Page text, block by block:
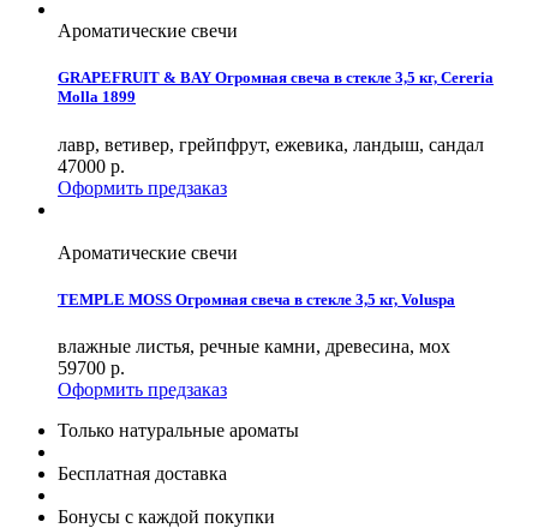
Ароматические свечи
GRAPEFRUIT & BAY Огромная свеча в стекле 3,5 кг, Cereria
Molla 1899
лавр, ветивер, грейпфрут, ежевика, ландыш, сандал
47000 р.
Оформить предзаказ
Ароматические свечи
TEMPLE MOSS Огромная свеча в стекле 3,5 кг, Voluspa
влажные листья, речные камни, древесина, мох
59700 р.
Оформить предзаказ
Только натуральные ароматы
Бесплатная доставка
Бонусы с каждой покупки